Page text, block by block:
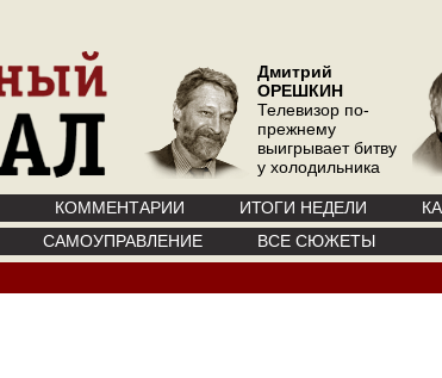
Дмитрий
ОРЕШКИН
Телевизор по-
прежнему
выигрывает битву
у холодильника
КОММЕНТАРИИ ИТОГИ НЕДЕЛИ
САМОУПРАВЛЕНИЕ
ВСЕ СЮЖЕТЫ